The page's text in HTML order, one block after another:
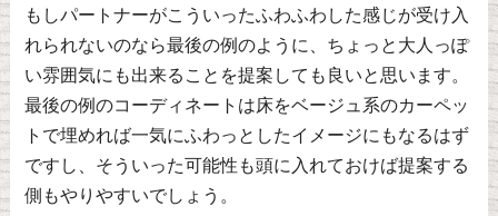
もしパートナーがこういったふわふわした感じが受け入
れられないのなら最後の例のように、ちょっと大人っぽ
い雰囲気にも出来ることを提案しても良いと思います。
最後の例のコーディネートは床をベージュ系のカーペッ
トで埋めれば一気にふわっとしたイメージにもなるはず
ですし、そういった可能性も頭に入れておけば提案する
側もやりやすいでしょう。